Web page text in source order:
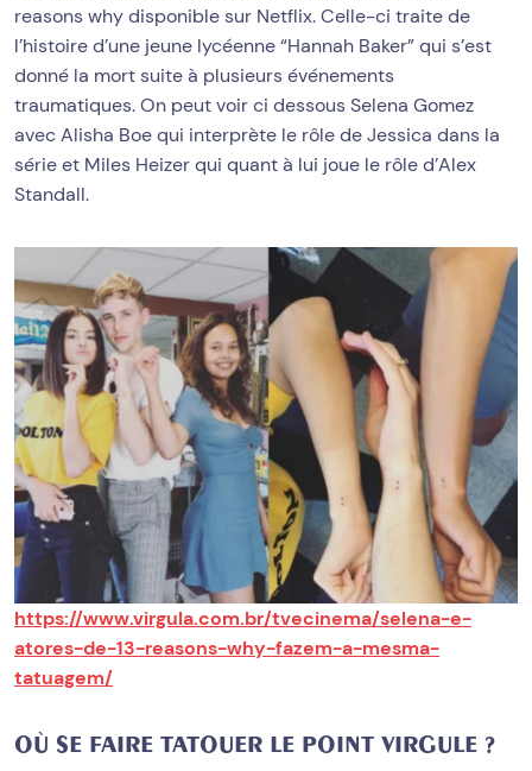
reasons why disponible sur Netflix. Celle-ci traite de
l’histoire d’une jeune lycéenne “Hannah Baker” qui s’est
donné la mort suite à plusieurs événements
traumatiques. On peut voir ci dessous Selena Gomez
avec Alisha Boe qui interprète le rôle de Jessica dans la
série et Miles Heizer qui quant à lui joue le rôle d’Alex
Standall.
https://www.virgula.com.br/tvecinema/selena-e-
atores-de-13-reasons-why-fazem-a-mesma-
tatuagem/
OÙ SE FAIRE TATOUER LE POINT VIRGULE ?